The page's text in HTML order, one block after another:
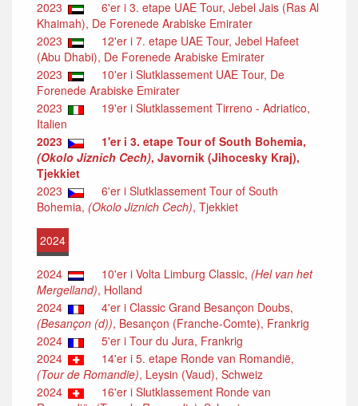
2023
6'er i 3. etape UAE Tour, Jebel Jais (Ras Al
Khaimah), De Forenede Arabiske Emirater
2023
12'er i 7. etape UAE Tour, Jebel Hafeet
(Abu Dhabi), De Forenede Arabiske Emirater
2023
10'er i Slutklassement UAE Tour, De
Forenede Arabiske Emirater
2023
19'er i Slutklassement Tirreno - Adriatico,
Italien
2023
1'er i 3. etape Tour of South Bohemia,
(Okolo Jiznich Cech), Javornik (Jihocesky Kraj),
Tjekkiet
2023
6'er i Slutklassement Tour of South
Bohemia, (Okolo Jiznich Cech), Tjekkiet
2024
2024 10'er i Volta Limburg Classic, (Hel van het
Mergelland), Holland
2024
4'er i Classic Grand Besançon Doubs,
(Besançon (d)), Besançon (Franche-Comte), Frankrig
2024
5'er i Tour du Jura, Frankrig
2024
14'er i 5. etape Ronde van Romandië,
(Tour de Romandie), Leysin (Vaud), Schweiz
2024
16'er i Slutklassement Ronde van